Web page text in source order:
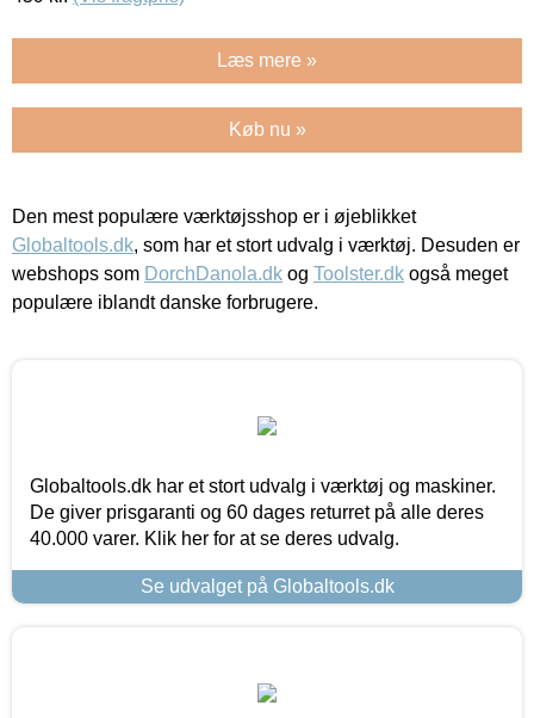
Læs mere »
Køb nu »
Den mest populære værktøjsshop er i øjeblikket
Globaltools.dk, som har et stort udvalg i værktøj. Desuden er
webshops som DorchDanola.dk og Toolster.dk også meget
populære iblandt danske forbrugere.
Globaltools.dk har et stort udvalg i værktøj og maskiner.
De giver prisgaranti og 60 dages returret på alle deres
40.000 varer. Klik her for at se deres udvalg.
Se udvalget på Globaltools.dk